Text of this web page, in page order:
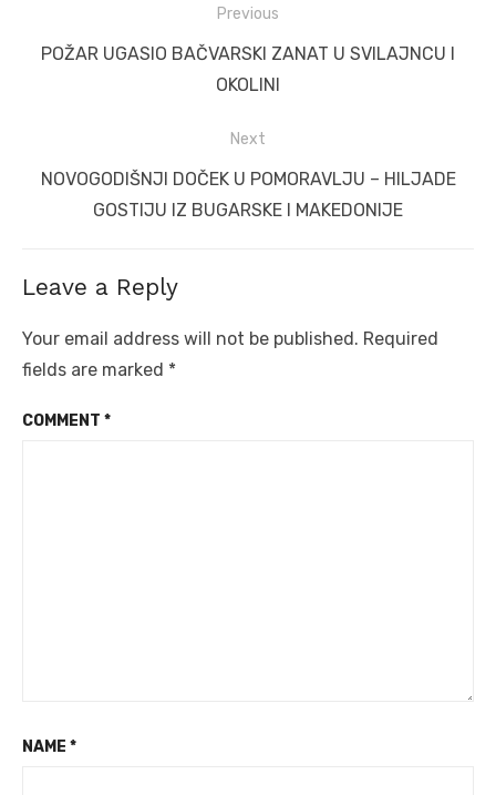
navigation
Previous
Previous
POŽAR UGASIO BAČVARSKI ZANAT U SVILAJNCU I
OKOLINI
Next
Next
NOVOGODIŠNJI DOČEK U POMORAVLJU – HILJADE
GOSTIJU IZ BUGARSKE I MAKEDONIJE
Leave a Reply
Your email address will not be published. Required
fields are marked *
COMMENT *
NAME *